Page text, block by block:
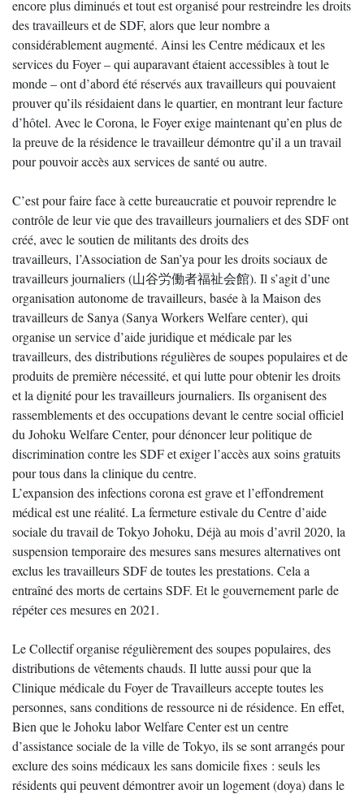
encore plus diminués et tout est organisé pour restreindre les droits
des travailleurs et de SDF, alors que leur nombre a
considérablement augmenté. Ainsi les Centre médicaux et les
services du Foyer – qui auparavant étaient accessibles à tout le
monde – ont d’abord été réservés aux travailleurs qui pouvaient
prouver qu’ils résidaient dans le quartier, en montrant leur facture
d’hôtel. Avec le Corona, le Foyer exige maintenant qu’en plus de
la preuve de la résidence le travailleur démontre qu’il a un travail
pour pouvoir accès aux services de santé ou autre.
C’est pour faire face à cette bureaucratie et pouvoir reprendre le
contrôle de leur vie que des travailleurs journaliers et des SDF ont
créé, avec le soutien de militants des droits des
travailleurs, l’Association de San’ya pour les droits sociaux de
travailleurs journaliers (山谷労働者福祉会館). Il s’agit d’une
organisation autonome de travailleurs, basée à la Maison des
travailleurs de Sanya (Sanya Workers Welfare center), qui
organise un service d’aide juridique et médicale par les
travailleurs, des distributions régulières de soupes populaires et de
produits de première nécessité, et qui lutte pour obtenir les droits
et la dignité pour les travailleurs journaliers. Ils organisent des
rassemblements et des occupations devant le centre social officiel
du Johoku Welfare Center, pour dénoncer leur politique de
discrimination contre les SDF et exiger l’accès aux soins gratuits
pour tous dans la clinique du centre.
L’expansion des infections corona est grave et l’effondrement
médical est une réalité. La fermeture estivale du Centre d’aide
sociale du travail de Tokyo Johoku, Déjà au mois d’avril 2020, la
suspension temporaire des mesures sans mesures alternatives ont
exclus les travailleurs SDF de toutes les prestations. Cela a
entraîné des morts de certains SDF. Et le gouvernement parle de
répéter ces mesures en 2021.
Le Collectif organise régulièrement des soupes populaires, des
distributions de vêtements chauds. Il lutte aussi pour que la
Clinique médicale du Foyer de Travailleurs accepte toutes les
personnes, sans conditions de ressource ni de résidence. En effet,
Bien que le Johoku labor Welfare Center est un centre
d’assistance sociale de la ville de Tokyo, ils se sont arrangés pour
exclure des soins médicaux les sans domicile fixes : seuls les
résidents qui peuvent démontrer avoir un logement (doya) dans le